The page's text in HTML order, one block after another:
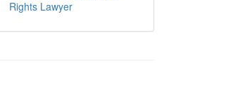
Rights Lawyer